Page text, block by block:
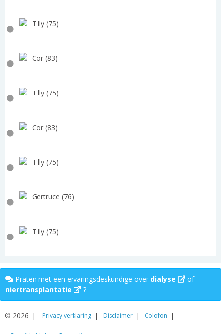
Tilly (75)
Cor (83)
Tilly (75)
Cor (83)
Tilly (75)
Gertruce (76)
Tilly (75)
Praten met een ervaringsdeskundige over dialyse
of
niertransplantatie
?
© 2026 Privacy verklaring Disclaimer Colofon